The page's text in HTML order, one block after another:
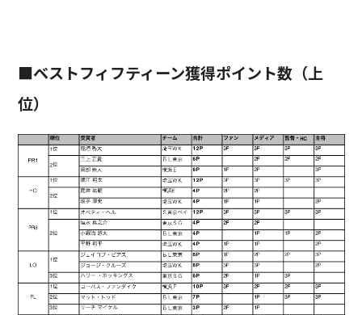
■ベストフィフティーン獲得ポイント数（上
位）